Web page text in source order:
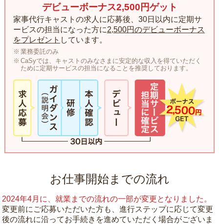
デビューボーナス2,500円ゲット
家事代行キャストの求人に応募後、30日以内に定期サ
ービスの担当になった方に2,500円のデビューボーナス
をプレゼント しています。
業務委託のみ
CaSyでは、キャストのみなさまに安定的な収入を得ていただく
ために定期サービスの担当になることを推奨しております。
お仕事開始までの流れ
2024年4月に、就業までの流れの一部が変更となりました。
変更前にご応募いただいた方も、進行ステップに応じて変更
後の流れに沿ってお手続きを進めていただく場合がございま